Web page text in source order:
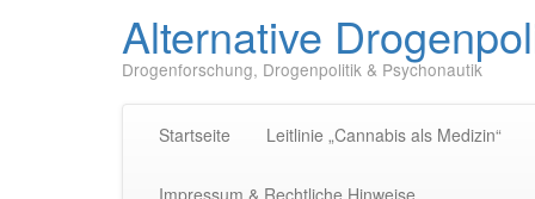
Alternative
Drogenforschung, Drogenpolitik & Psychonautik
Startseite Leitlinie „Cannabis als Medizin“
Impressum & Rechtliche Hinweise